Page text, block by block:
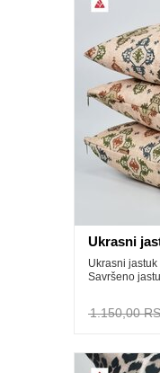
Ukrasni
Ukrasni
Savršeno
1.150,00